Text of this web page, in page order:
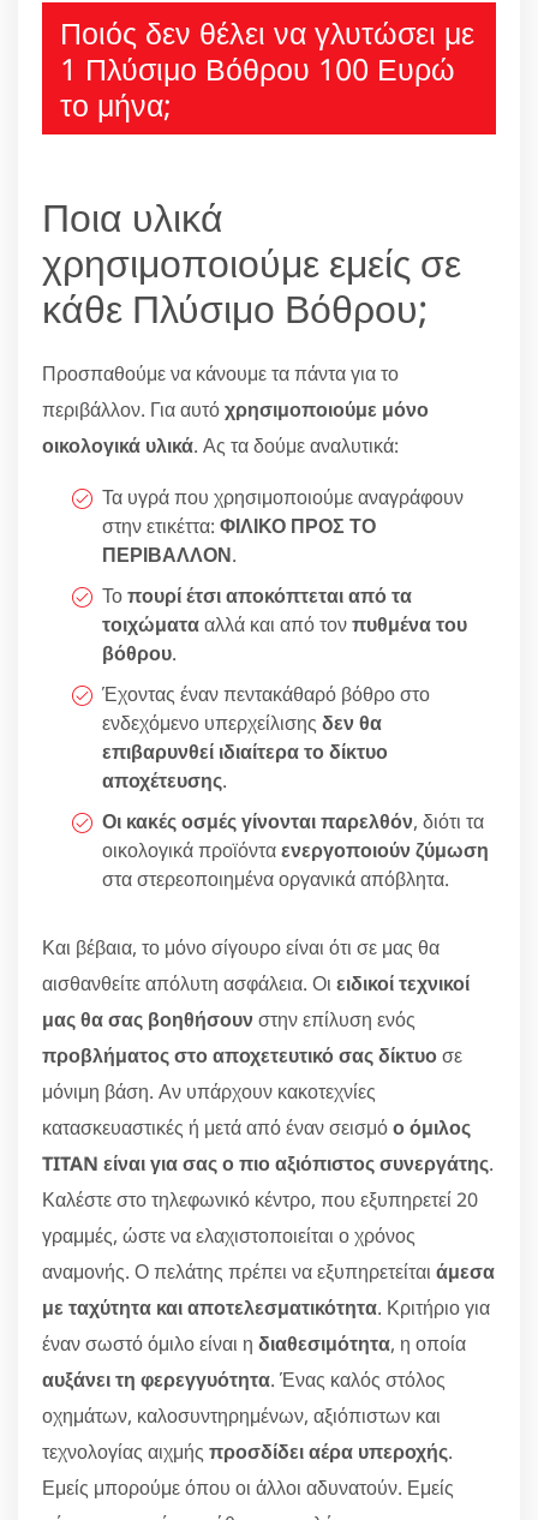
Ποιός δεν θέλει να γλυτώσει με
1 Πλύσιμο Βόθρου 100 Ευρώ
το μήνα;
Ποια υλικά
χρησιμοποιούμε εμείς σε
κάθε Πλύσιμο Βόθρου;
Προσπαθούμε να κάνουμε τα πάντα για το
περιβάλλον. Για αυτόχρησιμοποιούμε μόνο
οικολογικά υλικά. Ας τα δούμε αναλυτικά:
Τα υγρά που χρησιμοποιούμε αναγράφουν
στην ετικέττα: ΦΙΛΙΚΟ ΠΡΟΣ ΤΟ
ΠΕΡΙΒΑΛΛΟΝ.
Τοπουρί έτσι αποκόπτεται από τα
τοιχώματααλλά και από τονπυθμένα του
βόθρου.
Έχοντας έναν πεντακάθαρό βόθρο στο
ενδεχόμενο υπερχείλισης δεν θα
επιβαρυνθεί ιδιαίτερα το δίκτυο
αποχέτευσης.
Οι κακές οσμές γίνονται παρελθόν, διότι τα
οικολογικά προϊόνταενεργοποιούν ζύμωση
στα στερεοποιημένα οργανικά απόβλητα.
Και βέβαια, το μόνο σίγουρο είναι ότι σε μας θα
αισθανθείτε απόλυτη ασφάλεια. Οι ειδικοί τεχνικοί
μας θα σας βοηθήσουνστην επίλυση ενός
προβλήματος στο αποχετευτικό σας δίκτυοσε
μόνιμη βάση. Αν υπάρχουν κακοτεχνίες
κατασκευαστικές ή μετά από έναν σεισμόο όμιλος
TITAN είναι για σας ο πιο αξιόπιστος συνεργάτης.
Καλέστε στο τηλεφωνικό κέντρο, που εξυπηρετεί 20
γραμμές, ώστε να ελαχιστοποιείται ο χρόνος
αναμονής. Ο πελάτης πρέπει να εξυπηρετείται άμεσα
με ταχύτητα και αποτελεσματικότητα. Κριτήριο για
έναν σωστό όμιλο είναι η διαθεσιμότητα, η οποία
αυξάνει τη φερεγγυότητα. Ένας καλός στόλος
οχημάτων, καλοσυντηρημένων, αξιόπιστων και
τεχνολογίας αιχμής προσδίδει αέρα υπεροχής.
Εμείς μπορούμε όπου οι άλλοι αδυνατούν. Εμείς